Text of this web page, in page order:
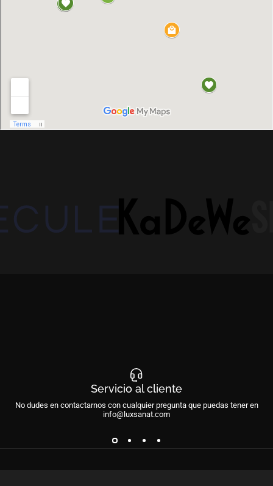
Servicio al cliente
No dudes en contactarnos con cualquier pregunta que puedas tener en
info@luxsanat.com